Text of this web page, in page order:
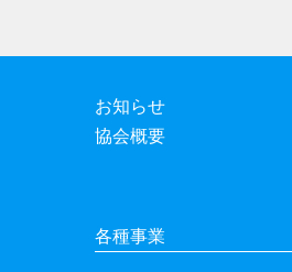
お知らせ
協会概要
各種事業